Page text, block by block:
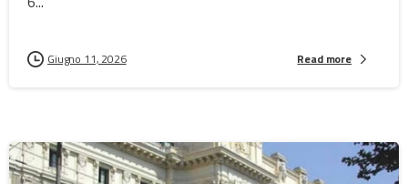
Giugno 11, 2026 Read more